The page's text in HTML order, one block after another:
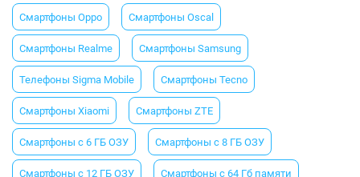
Смартфоны Oppo Смартфоны Oscal
Смартфоны Realme Смартфоны Samsung
Телефоны Sigma Mobile Смартфоны Tecno
Смартфоны Xiaomi Смартфоны ZTE
Смартфоны с 6 ГБ ОЗУ Смартфоны с 8 ГБ ОЗУ
Смартфоны с 12 ГБ ОЗУ Смартфоны с 64 Гб памяти